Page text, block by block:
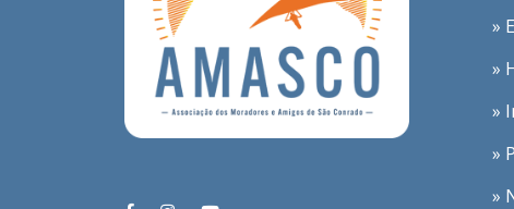
»
»
»
»
»